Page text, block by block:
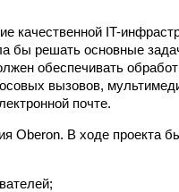
качественной IT-
бы решать основные
обеспечивать
вызовов,
почте.
Oberon. В ходе проекта